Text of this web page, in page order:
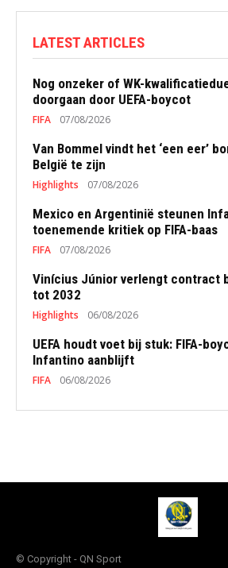
LATEST ARTICLES
Nog onzeker of WK-
doorgaan door UEFA-boycot
FIFA 07/08/2026
Van Bommel vindt het ‘een eer’
België te zijn
Highlights 07/08/2026
Mexico en Argentinië steunen
toenemende kritiek op FIFA-baas
FIFA 07/08/2026
Vinícius Júnior verlengt contract
tot 2032
Highlights 06/08/2026
UEFA houdt voet bij stuk: FIFA-
Infantino aanblijft
FIFA 06/08/2026
© Copyright - QN Sport